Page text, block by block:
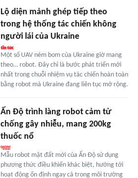
Lộ diện mảnh ghép tiếp theo
trong hệ thống tác chiến không
người lái của Ukraine
Một số UAV ném bom của Ukraine giờ mang
theo… robot. Đây chỉ là bước phát triển mới
nhất trong chuỗi nhiệm vụ tác chiến hoàn toàn
bằng robot mà Ukraine đang liên tục mở rộng.
Ấn Độ trình làng robot cảm tử
chống gây nhiễu, mang 200kg
thuốc nổ
Mẫu robot mặt đất mới của Ấn Độ sử dụng
phương thức điều khiển khác biệt, hướng tới
hoạt động ổn định ngay cả trong môi trường